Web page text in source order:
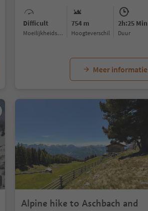
Difficult
Moeilijkheidsgraad
754 m
Hoogteverschil
2h:25 Min
Duur
Meer informatie
Alpine hike to Aschbach and